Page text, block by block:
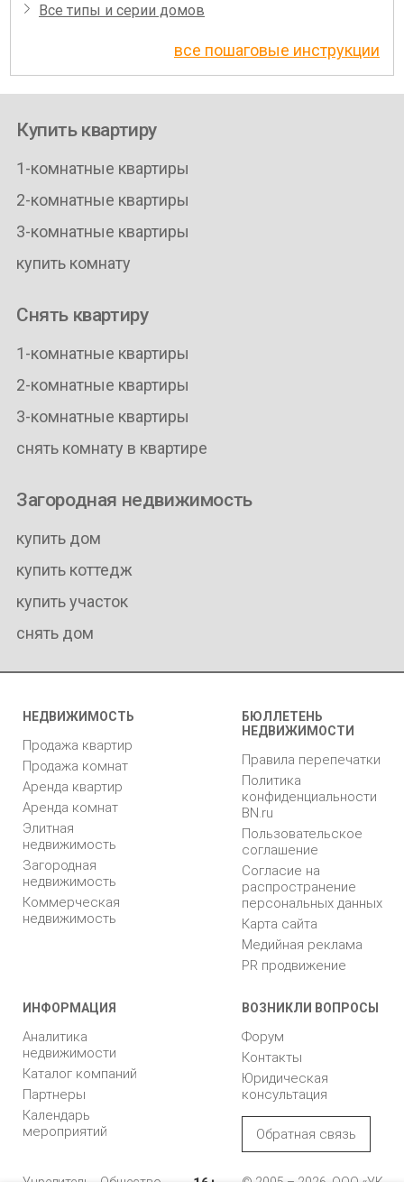
Все типы и серии домов
все пошаговые инструкции
Купить квартиру
1-комнатные квартиры
2-комнатные квартиры
3-комнатные квартиры
купить комнату
Снять квартиру
1-комнатные квартиры
2-комнатные квартиры
3-комнатные квартиры
снять комнату в квартире
Загородная недвижимость
купить дом
купить коттедж
купить участок
снять дом
НЕДВИЖИМОСТЬ
Продажа квартир
Продажа комнат
Аренда квартир
Аренда комнат
Элитная
недвижимость
Загородная
недвижимость
Коммерческая
недвижимость
БЮЛЛЕТЕНЬ
НЕДВИЖИМОСТИ
Правила перепечатки
Политика
конфиденциальности
BN.ru
Пользовательское
соглашение
Согласие на
распространение
персональных данных
Карта сайта
Медийная реклама
PR продвижение
ИНФОРМАЦИЯ
Аналитика
недвижимости
Каталог компаний
Партнеры
Календарь
мероприятий
ВОЗНИКЛИ ВОПРОСЫ
Форум
Контакты
Юридическая
консультация
Обратная связь